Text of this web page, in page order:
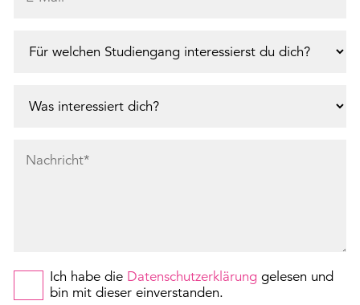
Ich habe die Datenschutzerklärung gelesen und
bin mit dieser einverstanden.